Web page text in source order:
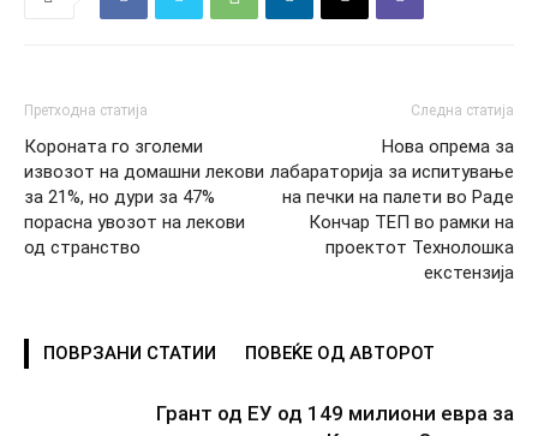
Претходна статија
Короната го зголеми
извозот на домашни лекови
за 21%, но дури за 47%
порасна увозот на лекови
од странство
Следна статија
Нова опрема за
лабараторија за испитување
на печки на палети во Раде
Кончар ТЕП во рамки на
проектот Технолошка
екстензија
ПОВРЗАНИ СТАТИИ ПОВЕЌЕ ОД АВТОРОТ
Грант од ЕУ од 149 милиони евра за